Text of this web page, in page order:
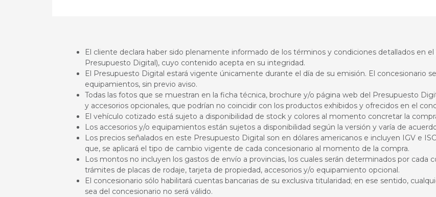
El cliente declara haber sido plenamente informado de los términos y condiciones detallados en
Presupuesto Digital), cuyo contenido acepta en su integridad.
El Presupuesto Digital estará vigente únicamente durante el día de su emisión. El concesionario
equipamientos, sin previo aviso.
Todas las fotos que se muestran en la ficha técnica, brochure y/o página web del Presupuesto
y accesorios opcionales, que podrían no coincidir con los productos exhibidos y ofrecidos en el
El vehículo cotizado está sujeto a disponibilidad de stock y colores al momento concretar la
Los accesorios y/o equipamientos están sujetos a disponibilidad según la versión y varía de
Los precios señalados en este Presupuesto Digital son en dólares americanos e incluyen IGV e
que, se aplicará el tipo de cambio vigente de cada concesionario al momento de la compra.
Los montos no incluyen los gastos de envío a provincias, los cuales serán determinados por
trámites de placas de rodaje, tarjeta de propiedad, accesorios y/o equipamiento opcional.
El concesionario sólo habilitará cuentas bancarias de su exclusiva titularidad; en ese sentido,
sea del concesionario no será válido.